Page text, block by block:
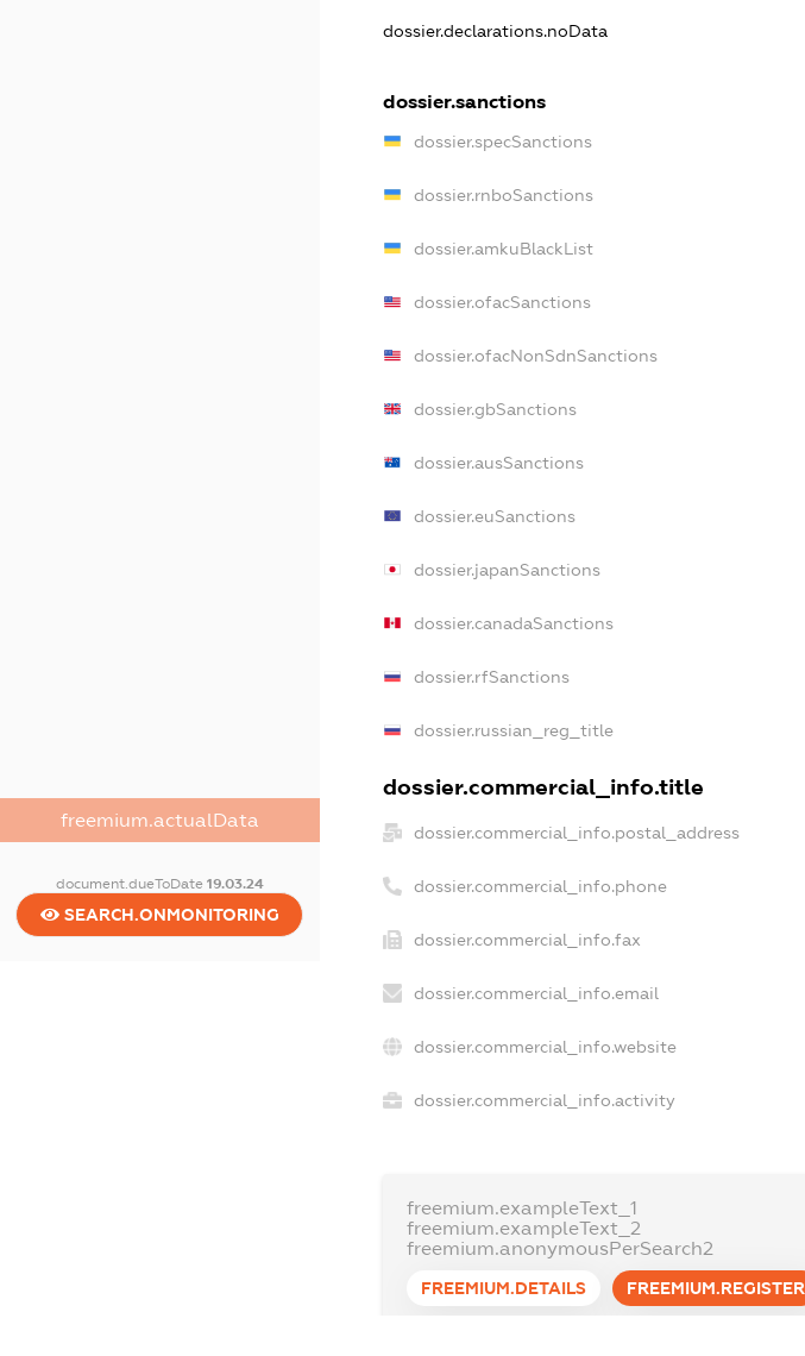
freemium.actualData
document.dueToDate 19.03.24
SEARCH.ONMONITORING
dossier.declarations.noData
dossier.sanctions
dossier.specSanctions
dossier.rnboSanctions
dossier.amkuBlackList
dossier.ofacSanctions
dossier.ofacNonSdnSanctions
dossier.gbSanctions
dossier.ausSanctions
dossier.euSanctions
dossier.japanSanctions
dossier.canadaSanctions
dossier.rfSanctions
dossier.russian_reg_title
dossier.commercial_info.title
dossier.commercial_info.postal_address
dossier.commercial_info.phone
dossier.commercial_info.fax
dossier.commercial_info.email
dossier.commercial_info.website
dossier.commercial_info.activity
freemium.exampleText_1
freemium.exampleText_2
freemium.anonymousPerSearch2
FREEMIUM.DETAILS FREEMIUM.REGISTER